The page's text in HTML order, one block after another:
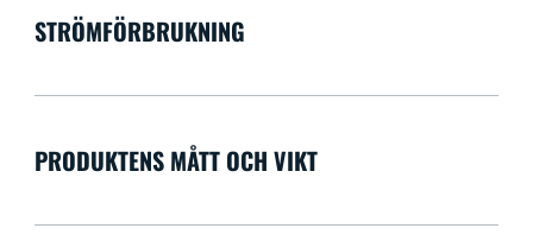
STRÖMFÖRBRUKNING
PRODUKTENS MÅTT OCH VIKT